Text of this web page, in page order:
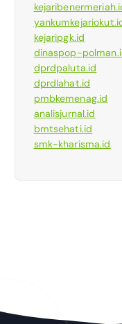
kejaripgk.id
dinaspop-
dprdpaluta.id
dprdlahat.id
pmbkemenag.id
analisjurnal.id
bmtsehati.id
smk-kharisma.id